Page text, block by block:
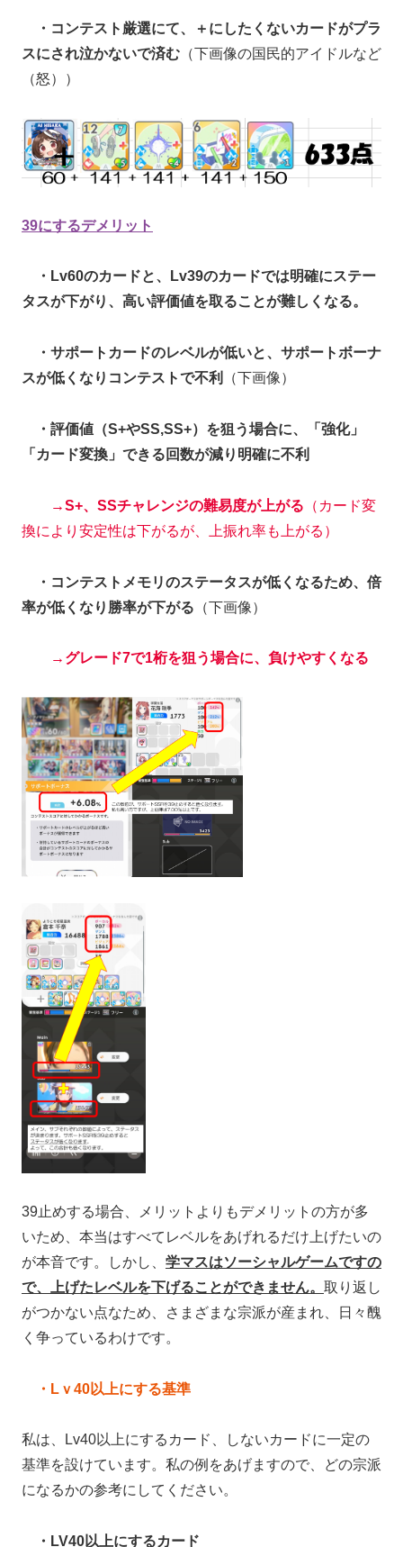
・コンテスト厳選にて、＋にしたくないカードがプラ
スにされ泣かないで済む （下画像の国民的アイドルなど
（怒））
39にするデメリット
・Lv60のカードと、Lv39のカードでは明確にステー
タスが下がり、高い評価値を取ることが難しくなる。
・サポートカードのレベルが低いと、サポートボーナ
スが低くなりコンテストで不利
（下画像）
・評価値（S+やSS,SS+）を狙う場合に、「強化」
「カード変換」できる回数が減り明確に不利
→S+、SSチャレンジの難易度が上がる （カード変
換により安定性は下がるが、上振れ率も上がる）
・コンテストメモリのステータスが低くなるため、倍
率が低くなり勝率が下がる （下画像）
→グレード7で1桁を狙う場合に、負けやすくなる
39止めする場合、メリットよりもデメリットの方が多
いため、本当はすべてレベルをあげれるだけ上げたいの
が本音です。しかし、 学マスはソーシャルゲームですの
で、上げたレベルを下げることができません。 取り返し
がつかない点なため、さまざまな宗派が産まれ、日々醜
く争っているわけです。
・Lｖ40以上にする基準
私は、Lv40以上にするカード、しないカードに一定の
基準を設けています。私の例をあげますので、どの宗派
になるかの参考にしてください。
・LV40以上にするカード